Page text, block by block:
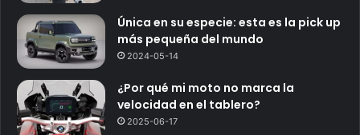
Única en su especie: esta es la pick up
más pequeña del mundo
2024-05-14
¿Por qué mi moto no marca la
velocidad en el tablero?
2025-06-17